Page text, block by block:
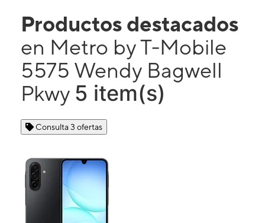
Productos destacados
en Metro by T-Mobile
5575 Wendy Bagwell
Pkwy 5 item(s)
Consulta 3 ofertas